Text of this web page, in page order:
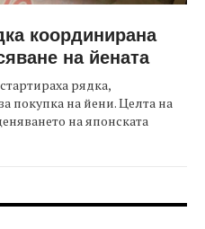
координирана
на йената
рядка,
покупка на йени. Целта на
на японската